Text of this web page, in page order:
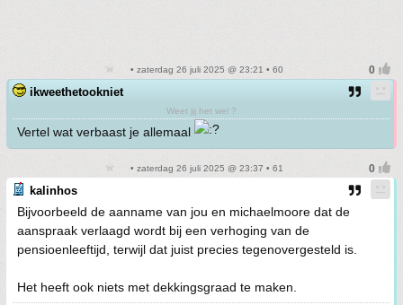
• zaterdag 26 juli 2025 @ 23:21 • 60
ikweethetookniet
Weet jij het wel ?
Vertel wat verbaast je allemaal
• zaterdag 26 juli 2025 @ 23:37 • 61
kalinhos
Bijvoorbeeld de aanname van jou en michaelmoore dat de
aanspraak verlaagd wordt bij een verhoging van de
pensioenleeftijd, terwijl dat juist precies tegenovergesteld is.
Het heeft ook niets met dekkingsgraad te maken.